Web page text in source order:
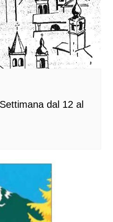
dal 12 al